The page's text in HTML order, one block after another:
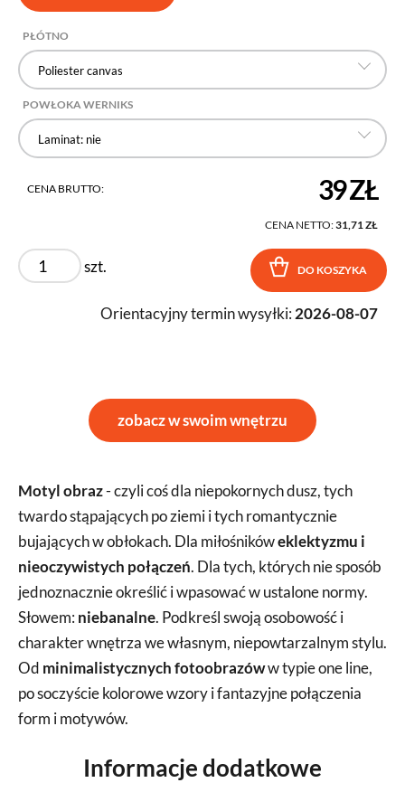
PŁÓTNO
Poliester canvas
POWŁOKA WERNIKS
Laminat: nie
CENA BRUTTO: 39 ZŁ
CENA NETTO:31,71 ZŁ
szt. DO KOSZYKA
Orientacyjny termin wysyłki: 2026-08-07
zobacz w swoim wnętrzu
Motyl obraz- czyli coś dla niepokornych dusz, tych
twardo stąpających po ziemi i tych romantycznie
bujających w obłokach. Dla miłośnikóweklektyzmu i
nieoczywistych połączeń. Dla tych, których nie sposób
jednoznacznie określić i wpasować w ustalone normy.
Słowem: niebanalne. Podkreśl swoją osobowość i
charakter wnętrza we własnym, niepowtarzalnym stylu.
Od minimalistycznych fotoobrazóww typie one line,
po soczyście kolorowe wzory i fantazyjne połączenia
form i motywów.
Informacje dodatkowe